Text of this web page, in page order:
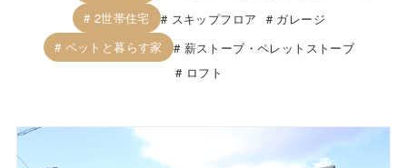
2世帯住宅
スキップフロア
ガレージ
ペットと暮らす家
薪ストーブ・ペレットストーブ
ロフト